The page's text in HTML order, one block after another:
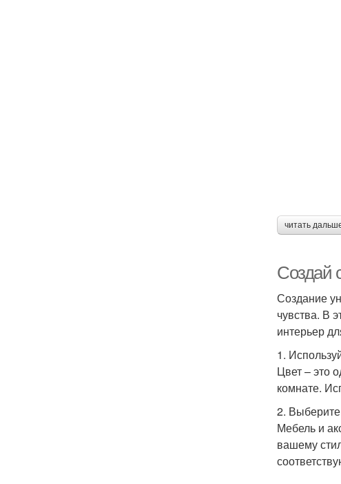
читать
Создай
Создание
чувства. В
интерьер
1.
Цвет – это
комнате.
2.
Мебель и
вашему